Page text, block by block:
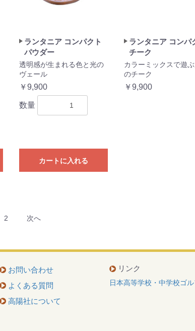
ランタニア コンパクト
パウダー
透明感が生まれる色と光の
ヴェール
￥9,900
数量
カートに入れる
ランタニア コンパ
チーク
カラーミックスで遊ぶ
のチーク
￥9,900
2 次へ
お問い合わせ
よくある質問
高陽社について
リンク
日本高等学校・中学校ゴ